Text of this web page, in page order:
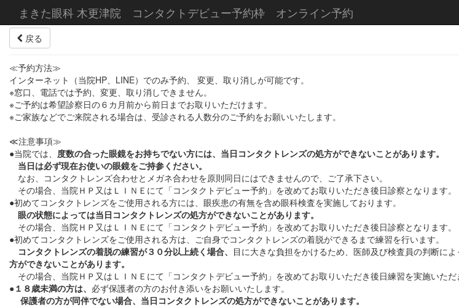
まきた眼科 木更津院 コンタクトデビュー予約枠 オンライン予約
戻る
≪予約方法≫
インターネット（当院HP、LINE）でのみ予約、 変更、取り消しが可能です。
※窓口、電話では予約、変更、取り消しできません。
※ご予約は希望診察日の６カ月前から前日までお取りいただけます。
※ご家族などでご来院される場合は、受診される人数分のご予約をお願いいたします。
≪注意事項≫
●当院では、 度数の合った眼鏡をお持ちでない方には、当日コンタクトレンズの処方ができないことがあります。
当日は必ず現在お使いの眼鏡をご持参ください。
なお、コンタクトレンズ合わせとメガネ合わせを原則同日にはできませんので、ご了承下さい。
その場合、当院ＨＰ又はＬＩＮＥにて「コンタクトデビュー予約」を改めてお取りいただき後日診察となります。
●初めてコンタクトレンズをご使用される方には、眼疾患の有無を含め眼科検査を実施しております。
眼の状態によっては当日コンタクトレンズの処方ができないことがあります。
その場合、当院ＨＰ又はＬＩＮＥにて「コンタクトデビュー予約」を改めてお取りいただき後日診察となります。
●初めてコンタクトレンズをご使用される方は、ご自身でコンタクトレンズの着脱ができるまで練習を行います。
コンタクトレンズの着脱の練習が３０分以上続く場合、 目に大きな負担をかけるため、医師及び検査員の判断に
方ができないことがあります。
その場合、当院ＨＰ又はＬＩＮＥにて「コンタクトデビュー予約」を改めてお取りいただき後日練習を実施いただ
●１８歳未満の方は、 必ず保護者の方のお付き添いをお願いいたします。
保護者の方が同伴でない場合、当日コンタクトレンズの処方ができないことがあります。